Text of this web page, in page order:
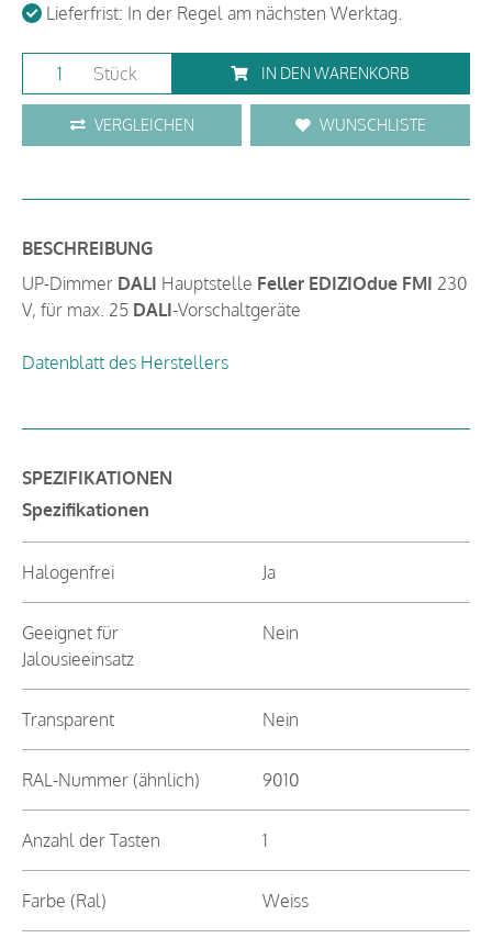
Lieferfrist: In der Regel am nächsten Werktag.
Stück IN DEN WARENKORB
VERGLEICHEN WUNSCHLISTE
BESCHREIBUNG
UP-Dimmer DALI Hauptstelle Feller EDIZIOdue FMI 230
V, für max. 25 DALI-Vorschaltgeräte
Datenblatt des Herstellers
SPEZIFIKATIONEN
Spezifikationen
Halogenfrei Ja
Geeignet für
Jalousieeinsatz
Nein
Transparent Nein
RAL-Nummer (ähnlich) 9010
Anzahl der Tasten 1
Farbe (Ral) Weiss